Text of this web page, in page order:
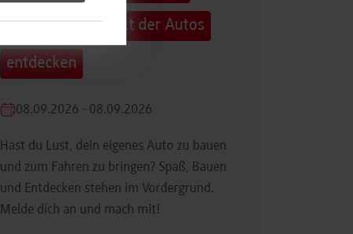
Education die Welt der Autos
entdecken
08.09.2026 - 08.09.2026
Hast du Lust, dein eigenes Auto zu bauen
und zum Fahren zu bringen? Spaß, Bauen
und Entdecken stehen im Vordergrund.
Melde dich an und mach mit!